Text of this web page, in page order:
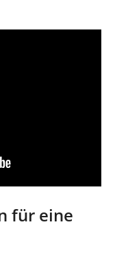
für eine